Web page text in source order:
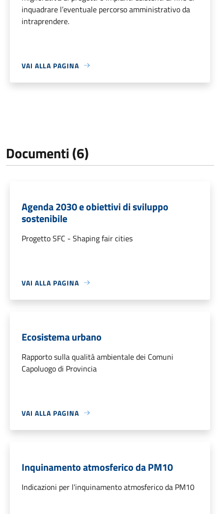
inquadrare l’eventuale percorso amministrativo da
intraprendere.
VAI ALLA PAGINA
Documenti (6)
Agenda 2030 e obiettivi di sviluppo
sostenibile
Progetto SFC - Shaping fair cities
VAI ALLA PAGINA
Ecosistema urbano
Rapporto sulla qualità ambientale dei Comuni
Capoluogo di Provincia
VAI ALLA PAGINA
Inquinamento atmosferico da PM10
Indicazioni per l'inquinamento atmosferico da PM10